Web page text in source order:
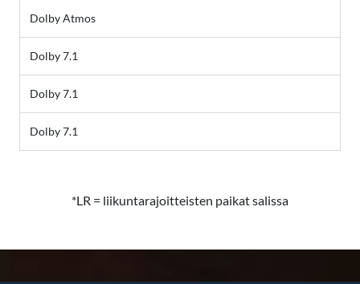
Dolby Atmos
Dolby 7.1
Dolby 7.1
Dolby 7.1
*LR = liikuntarajoitteisten paikat salissa